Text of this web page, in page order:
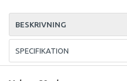
BESKRIVNING
SPECIFIKATION